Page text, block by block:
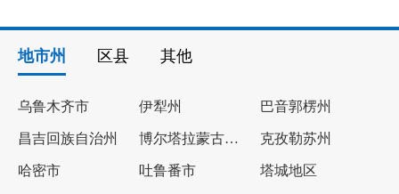
地市州 区县 其他
乌鲁木齐市 伊犁州 巴音郭楞州
昌吉回族自治州 博尔塔拉蒙古自治州 克孜勒苏州
哈密市 吐鲁番市 塔城地区